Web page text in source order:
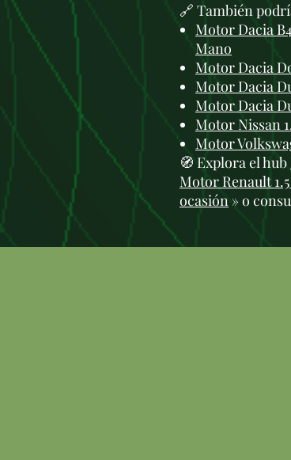
🔗 También
Motor Dacia
Mano
Motor Dacia
Motor Dacia
Motor Dacia
Motor Nissan
Motor
🧭 Explora el hub
Motor Renault
ocasión » o